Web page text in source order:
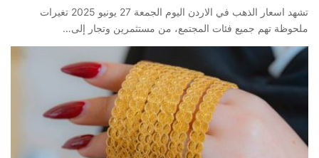
تشهد اسعار الذهب في الاردن اليوم الجمعة 27 يونيو 2025 تغيرات
ملحوظة تهم جميع فئات المجتمع، من مستثمرين وتجار إلى…